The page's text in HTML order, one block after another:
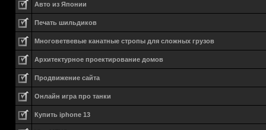
Авто из Японии
Печать шильдиков
Многоветвевые канатные стропы для сложных грузов
Aрхитектурное проектирование домов
Продвижение сайта
Онлайн игра про танки
Купить iphone 13